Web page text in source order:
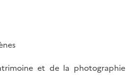
et de la photographie